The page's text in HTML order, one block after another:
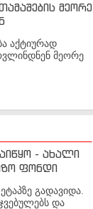
მეორე
აქტიურად
მეორე
- ახალი
ფონდი
გადავიდა.
და